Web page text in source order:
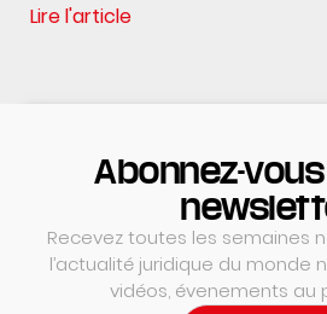
Lire l'article
Abonnez-
Recevez toutes les semaines
l’actualité juridique du monde
vidéos, évenements au